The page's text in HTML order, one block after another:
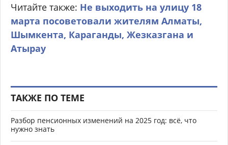
Читайте также: Не выходить на улицу 18
марта посоветовали жителям Алматы,
Шымкента, Караганды, Жезказгана и
Атырау
ТАКЖЕ ПО ТЕМЕ
Разбор пенсионных изменений на 2025 год: всё, что
нужно знать